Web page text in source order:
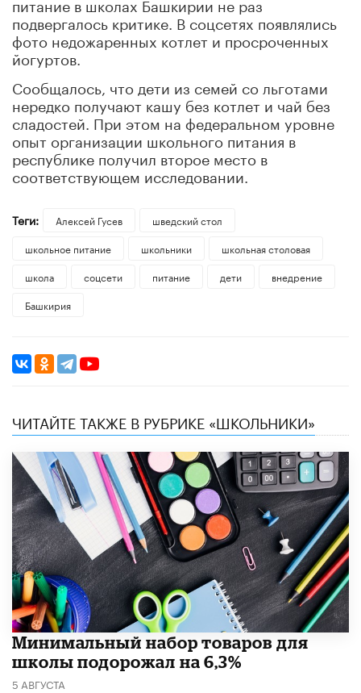
подвергалось критике. В соцсетях появлялись
фото недожаренных котлет и просроченных
йогуртов.
Сообщалось, что дети из семей со льготами
нередко получают кашу без котлет и чай без
сладостей. При этом на федеральном уровне
опыт организации школьного питания в
республике получил второе место в
соответствующем исследовании.
Теги: Алексей Гусев
шведский стол
школьное питание
школьники
школьная столовая
школа
соцсети питание дети
внедрение
Башкирия
ЧИТАЙТЕ ТАКЖЕ В РУБРИКЕ «ШКОЛЬНИКИ»
Минимальный набор товаров для
школы подорожал на 6,3%
5 АВГУСТА